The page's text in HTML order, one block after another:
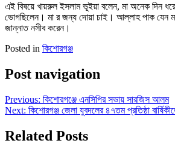
এই বিষয়ে খায়রুল ইসলাম ভূইয়া বলেন, মা অনেক দিন
ভোগছিলেন। মা র জন্য দোয়া চাই। আল্লাহ পাক যেন
জান্নাত নসীব করেন।
Posted in কিশোরগঞ্জ
Post navigation
Previous: কিশোরগঞ্জে এনসিপির সভায় সারজিস আলম
Next: কিশোরগঞ্জ জেলা যুবদলের ৪৭তম প্রতিষ্ঠা
Related Posts